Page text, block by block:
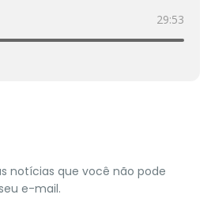
notícias que você não pode
e-mail.